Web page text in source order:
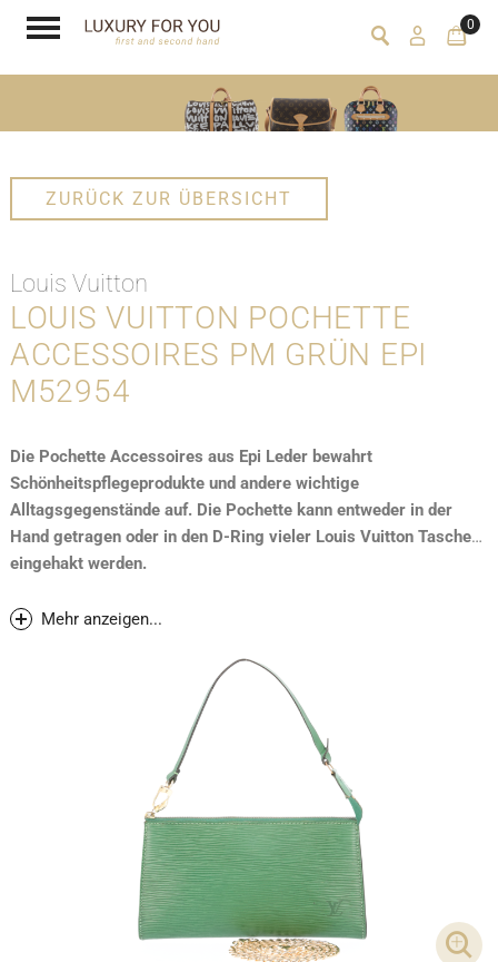
0
ZURÜCK ZUR ÜBERSICHT
Louis Vuitton
LOUIS VUITTON POCHETTE
ACCESSOIRES PM GRÜN EPI
M52954
Die Pochette Accessoires aus Epi Leder bewahrt
Schönheitspflegeprodukte und andere wichtige
Alltagsgegenstände auf. Die Pochette kann entweder in der
Hand getragen oder in den D-Ring vieler Louis Vuitton Taschen
eingehakt werden.
Mehr anzeigen...